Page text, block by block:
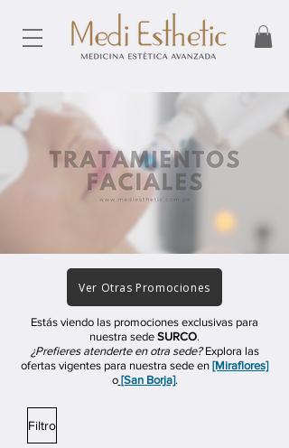
Ver Otras Promociones
Estás viendo las promociones exclusivas para
nuestra sede SURCO.
¿Prefieres atenderte en otra sede?Explora las
ofertas vigentes para nuestra sede en [Miraflores]
o [San Borja].
Filtro